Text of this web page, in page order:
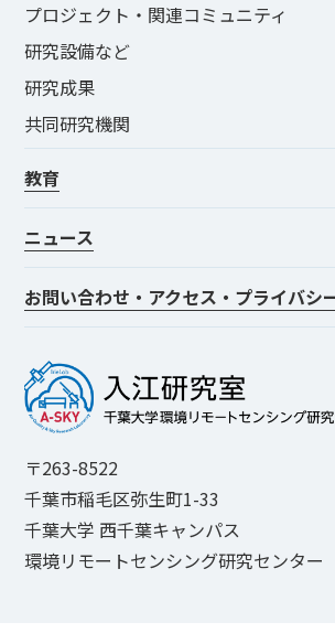
〒263-8522
千葉市稲毛区弥生町1-33
千葉大学 西千葉キャンパス
環境リモートセンシング研究センター
プロジェクト・関連コミュニティ
研究設備など
研究成果
共同研究機関
教育
ニュース
お問い合わせ・アクセス・プライバシ